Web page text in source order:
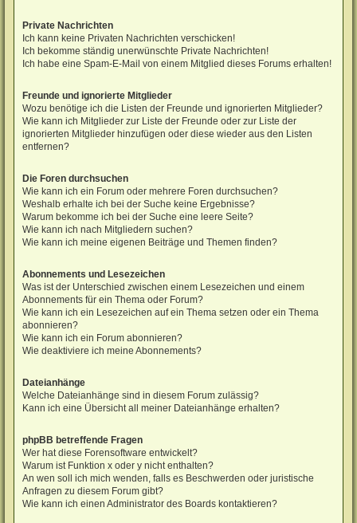
Private Nachrichten
Ich kann keine Privaten Nachrichten verschicken!
Ich bekomme ständig unerwünschte Private Nachrichten!
Ich habe eine Spam-E-Mail von einem Mitglied dieses Forums erhalten!
Freunde und ignorierte Mitglieder
Wozu benötige ich die Listen der Freunde und ignorierten Mitglieder?
Wie kann ich Mitglieder zur Liste der Freunde oder zur Liste der
ignorierten Mitglieder hinzufügen oder diese wieder aus den Listen
entfernen?
Die Foren durchsuchen
Wie kann ich ein Forum oder mehrere Foren durchsuchen?
Weshalb erhalte ich bei der Suche keine Ergebnisse?
Warum bekomme ich bei der Suche eine leere Seite?
Wie kann ich nach Mitgliedern suchen?
Wie kann ich meine eigenen Beiträge und Themen finden?
Abonnements und Lesezeichen
Was ist der Unterschied zwischen einem Lesezeichen und einem
Abonnements für ein Thema oder Forum?
Wie kann ich ein Lesezeichen auf ein Thema setzen oder ein Thema
abonnieren?
Wie kann ich ein Forum abonnieren?
Wie deaktiviere ich meine Abonnements?
Dateianhänge
Welche Dateianhänge sind in diesem Forum zulässig?
Kann ich eine Übersicht all meiner Dateianhänge erhalten?
phpBB betreffende Fragen
Wer hat diese Forensoftware entwickelt?
Warum ist Funktion x oder y nicht enthalten?
An wen soll ich mich wenden, falls es Beschwerden oder juristische
Anfragen zu diesem Forum gibt?
Wie kann ich einen Administrator des Boards kontaktieren?